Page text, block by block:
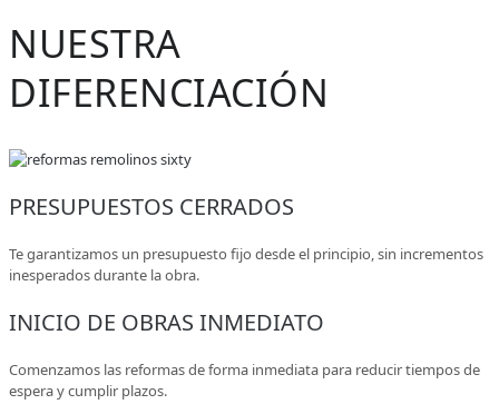
NUESTRA
DIFERENCIACIÓN
PRESUPUESTOS CERRADOS
Te garantizamos un presupuesto fijo desde el principio, sin incrementos
inesperados durante la obra.
INICIO DE OBRAS INMEDIATO
Comenzamos las reformas de forma inmediata para reducir tiempos de
espera y cumplir plazos.